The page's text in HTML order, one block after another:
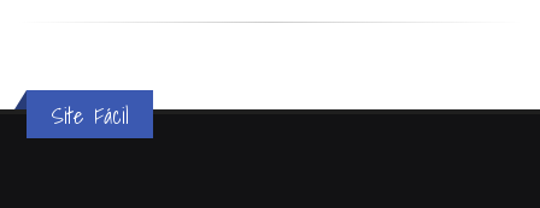
Site Fácil